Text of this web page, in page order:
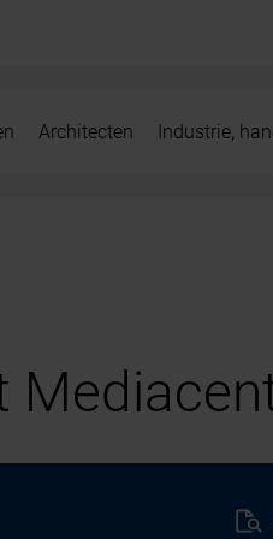
Architecten Industrie,